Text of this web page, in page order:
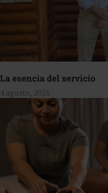
La esencia del servicio
4 agosto, 2026